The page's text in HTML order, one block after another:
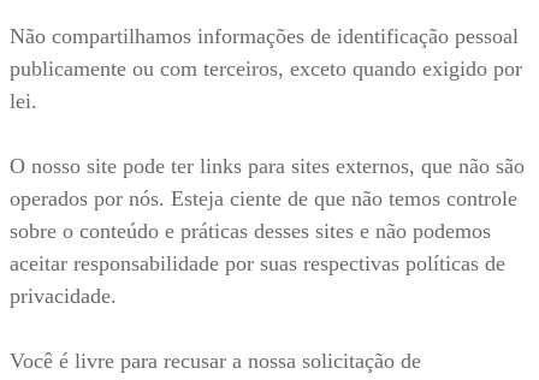
Não compartilhamos informações de identificação pessoal
publicamente ou com terceiros, exceto quando exigido por
lei.
O nosso site pode ter links para sites externos, que não são
operados por nós. Esteja ciente de que não temos controle
sobre o conteúdo e práticas desses sites e não podemos
aceitar responsabilidade por suas respectivas políticas de
privacidade.
Você é livre para recusar a nossa solicitação de